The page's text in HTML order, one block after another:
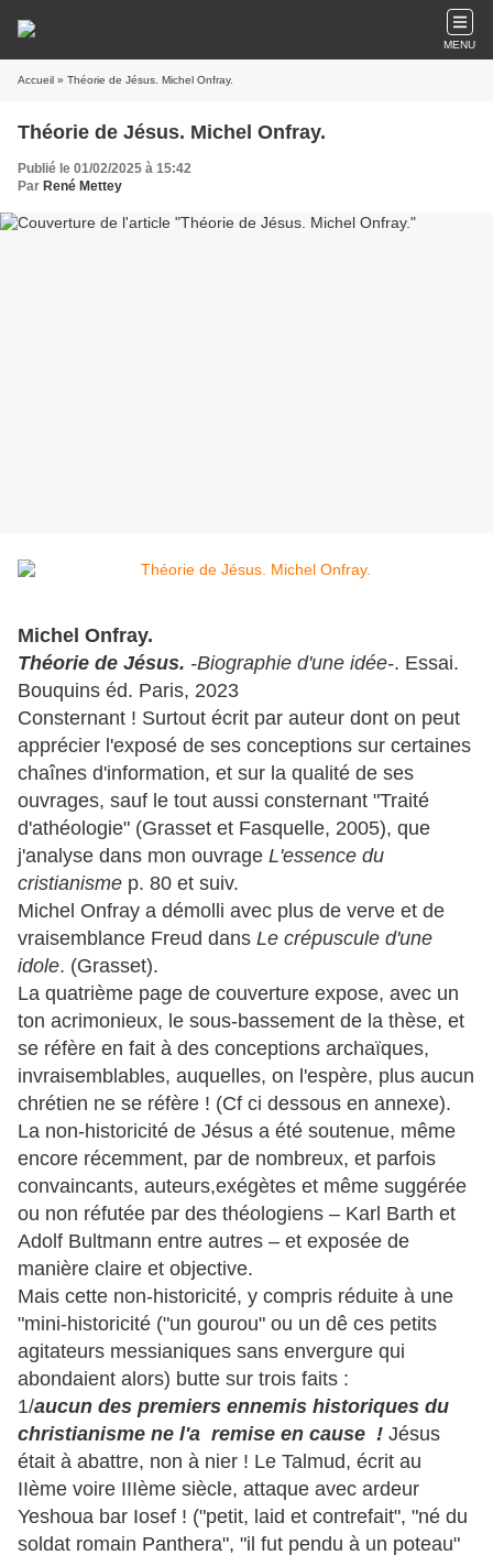
MENU
Accueil » Théorie de Jésus. Michel Onfray.
Théorie de Jésus. Michel Onfray.
Publié le 01/02/2025 à 15:42
Par René Mettey
Michel Onfray.
Théorie de Jésus. -Biographie d'une idée-. Essai.
Bouquins éd. Paris, 2023
Consternant ! Surtout écrit par auteur dont on peut
apprécier l'exposé de ses conceptions sur certaines
chaînes d'information, et sur la qualité de ses
ouvrages, sauf le tout aussi consternant "Traité
d'athéologie" (Grasset et Fasquelle, 2005), que
j'analyse dans mon ouvrage L'essence du
cristianisme p. 80 et suiv.
Michel Onfray a démolli avec plus de verve et de
vraisemblance Freud dans Le crépuscule d'une
idole. (Grasset).
La quatrième page de couverture expose, avec un
ton acrimonieux, le sous-bassement de la thèse, et
se réfère en fait à des conceptions archaïques,
invraisemblables, auquelles, on l'espère, plus aucun
chrétien ne se réfère ! (Cf ci dessous en annexe).
La non-historicité de Jésus a été soutenue, même
encore récemment, par de nombreux, et parfois
convaincants, auteurs,exégètes et même suggérée
ou non réfutée par des théologiens – Karl Barth et
Adolf Bultmann entre autres – et exposée de
manière claire et objective.
Mais cette non-historicité, y compris réduite à une
"mini-historicité ("un gourou" ou un dê ces petits
agitateurs messianiques sans envergure qui
abondaient alors) butte sur trois faits :
1/aucun des premiers ennemis historiques du
christianisme ne l'a remise en cause ! Jésus
était à abattre, non à nier ! Le Talmud, écrit au
IIème voire IIIème siècle, attaque avec ardeur
Yeshoua bar Iosef ! ("petit, laid et contrefait", "né du
soldat romain Panthera", "il fut pendu à un poteau"